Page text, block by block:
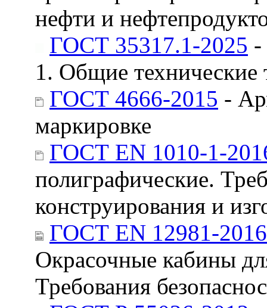
нефти и
ГОСТ 35317.1-2025 -
1. Общие технические
ГОСТ 4666-2015 -
маркировке
ГОСТ EN 1010-1-
полиграфические.
конструирования и
ГОСТ EN 12981-2016
Окрасочные кабины
Требования